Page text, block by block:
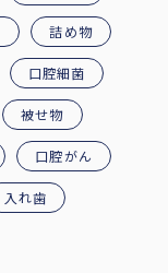
詰め物
口腔細菌
被せ物
口腔がん
入れ歯